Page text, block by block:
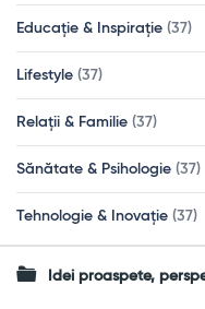
Educație & Inspirație (37)
Lifestyle (37)
Relații & Familie (37)
Sănătate & Psihologie (37)
Tehnologie & Inovație (37)
Idei proaspete,